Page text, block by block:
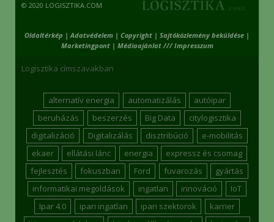
© 2020 LOGISZTIKA.COM
Oldaltérkép |Adatvédelem | Copyright | Sajtóközlemény beküldése |
Marketingpont| Médiaajánlat /// Impresszum
Logisztika címszavakban
alternatív energia automatizálás
autóipar
beruházás
beszerzés Big Data
citylogisztika
digitalizáció
Digitalizálás disztribúció
e-mobilitás
ekaer
ellátási lánc energia
expressz és csomag
fejlesztés
fokuszban Ford fuvarozás
gyártás
informatikai megoldások
ingatlan innováció
IoT
Ipar 4.0
ipari ingatlan ipari szektorok
karrier